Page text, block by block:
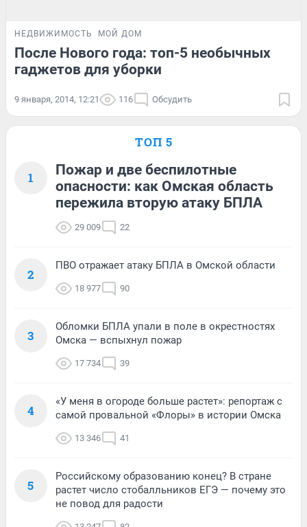
НЕДВИЖИМОСТЬ МОЙ ДОМ
После Нового года: топ-5 необычных
гаджетов для уборки
9 января, 2014, 12:21 116 Обсудить
ТОП 5
1
Пожар и две беспилотные
опасности: как Омская область
пережила вторую атаку БПЛА
29 009 22
2
ПВО отражает атаку БПЛА в Омской области
18 977 90
3
Обломки БПЛА упали в поле в окрестностях
Омска — вспыхнул пожар
17 734 39
4
«У меня в огороде больше растет»: репортаж с
самой провальной «Флоры» в истории Омска
13 346 41
5
Российскому образованию конец? В стране
растет число стобалльников ЕГЭ — почему это
не повод для радости